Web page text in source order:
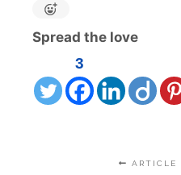
Spread the love
3
ARTICLE